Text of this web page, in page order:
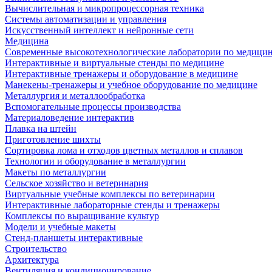
Вычислительная и микропроцессорная техника
Системы автоматизации и управления
Искусственный интеллект и нейронные сети
Медицина
Современные высокотехнологические лаборатории по
Интерактивные и виртуальные стенды по медицине
Интерактивные тренажеры и оборудование в медицине
Манекены-тренажеры и учебное оборудование по медицине
Металлургия и металлообработка
Вспомогательные процессы производства
Материаловедение интерактив
Плавка на штейн
Приготовление шихты
Сортировка лома и отходов цветных металлов и сплавов
Технологии и оборудование в металлургии
Макеты по металлургии
Сельское хозяйство и ветеринария
Виртуальные учебные комплексы по ветеринарии
Интерактивные лабораторные стенды и тренажеры
Комплексы по выращивание культур
Модели и учебные макеты
Стенд-планшеты интерактивные
Строительство
Архитектура